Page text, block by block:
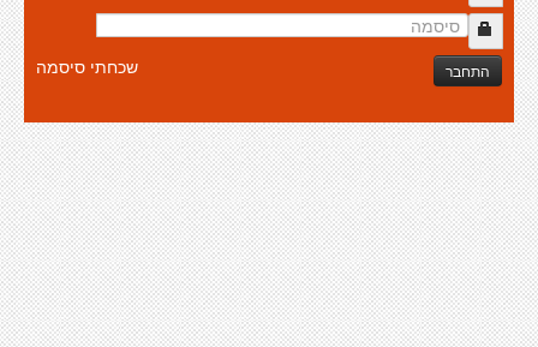
התחבר שכחתי סיסמה